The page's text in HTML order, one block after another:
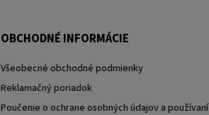
OBCHODNÉ INFORMÁCIE
Všeobecné obchodné podmienky
Reklamačný poriadok
Poučenie o ochrane osobných údajov a používaní